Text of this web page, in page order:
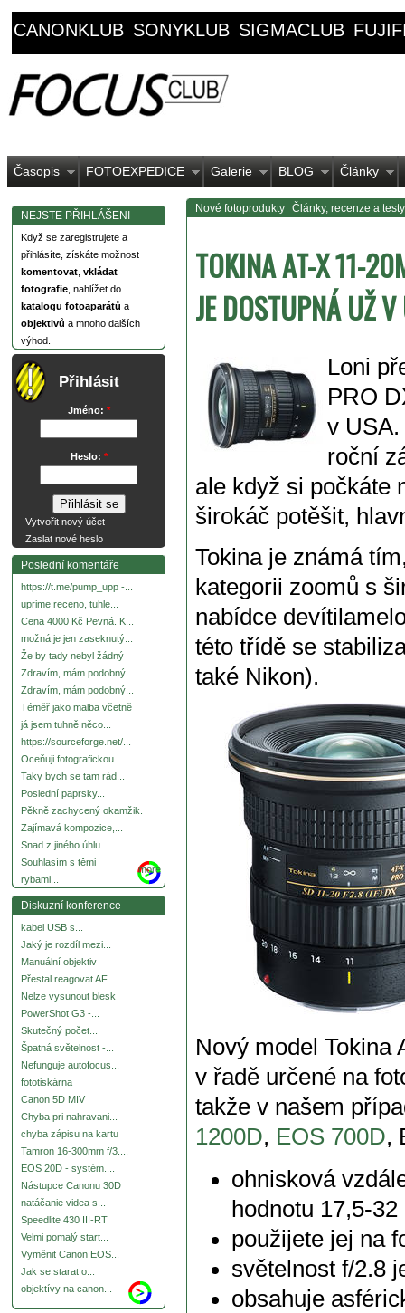
CANONKLUB SONYKLUB SIGMACLUB
Časopis FOTOEXPEDICE Galerie BLOG Články
NEJSTE PŘIHLÁŠENI
Když se zaregistrujete a
přihlásíte, získáte možnost
komentovat vkládat
fotografie , nahlížet do
katalogu fotoaparátů a
objektivů a mnoho dalších
výhod.
Přihlásit
Jméno: *
Heslo: *
Vytvořit nový účet
Zaslat nové heslo
Poslední komentáře
https://t.me/pump_upp -...
uprime receno, tuhle...
Cena 4000 Kč Pevná. K...
možná je jen zaseknutý...
Že by tady nebyl žádný
Zdravím, mám podobný...
Zdravím, mám podobný...
Téměř jako malba včetně
já jsem tuhně něco...
https://sourceforge.net/...
Oceňuji fotografickou
Taky bych se tam rád...
Poslední paprsky...
Pěkně zachycený okamžik.
Zajímavá kompozice,...
Snad z jiného úhlu
Souhlasím s těmi
rybami...
more
Diskuzní konference
kabel USB s...
Jaký je rozdíl mezi...
Manuální objektiv
Přestal reagovat AF
Nelze vysunout blesk
PowerShot G3 -...
Skutečný počet...
Špatná světelnost -...
Nefunguje autofocus...
fototiskárna
Canon 5D MIV
Chyba pri nahravani...
chyba zápisu na kartu
Tamron 16-300mm f/3....
EOS 20D - systém....
Nástupce Canonu 30D
natáčanie videa s...
Speedlite 430 III-RT
Velmi pomalý start...
Vyměnit Canon EOS...
Jak se starat o...
objektívy na canon...
Nové fotoprodukty Články, recenze a testy
TOKINA AT-X 11-
JE DOSTUPNÁ UŽ
Loni
PRO
v
roční
ale když si počkáte
širokáč potěšit,
Tokina je známá
kategorii zoomů s
nabídce
této třídě se
také Nikon).
Nový model Tokina
v řadě určené na
takže v našem
1200D, EOS 700D,
ohnisková
hodnotu 17,5-
použijete jej na
světelnost f/2.8
obsahuje